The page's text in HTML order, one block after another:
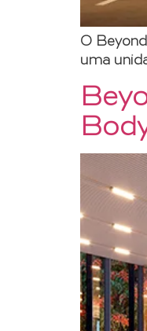
O
uma